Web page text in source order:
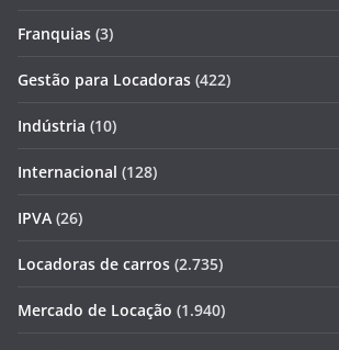
Franquias (3)
Gestão para Locadoras (422)
Indústria (10)
Internacional (128)
IPVA (26)
Locadoras de carros (2.735)
Mercado de Locação (1.940)